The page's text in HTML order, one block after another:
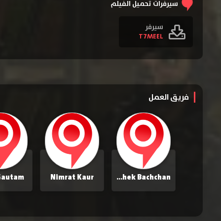
سيرفرات تحميل الفيلم
سيرفر
T7MEEL
فريق العمل
Abhishek Bachchan
Nimrat Kaur